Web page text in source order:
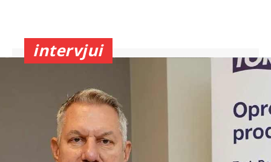
intervjui